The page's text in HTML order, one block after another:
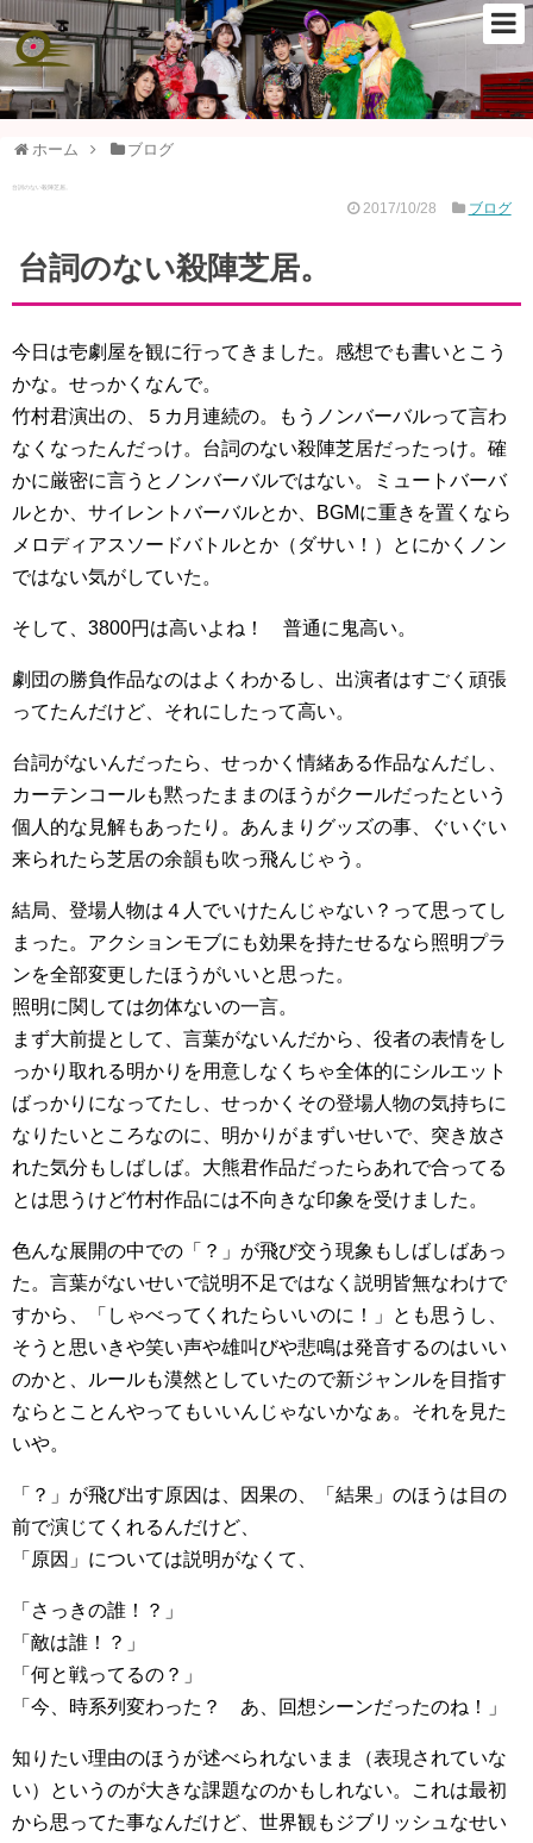
ホーム ブログ
台詞のない殺陣芝居。
2017/10/28 ブログ
台詞のない殺陣芝居。
今日は壱劇屋を観に行ってきました。感想でも書いとこう
かな。せっかくなんで。
竹村君演出の、５カ月連続の。もうノンバーバルって言わ
なくなったんだっけ。台詞のない殺陣芝居だったっけ。確
かに厳密に言うとノンバーバルではない。ミュートバーバ
ルとか、サイレントバーバルとか、BGMに重きを置くなら
メロディアスソードバトルとか（ダサい！）とにかくノン
ではない気がしていた。
そして、3800円は高いよね！ 普通に鬼高い。
劇団の勝負作品なのはよくわかるし、出演者はすごく頑張
ってたんだけど、それにしたって高い。
台詞がないんだったら、せっかく情緒ある作品なんだし、
カーテンコールも黙ったままのほうがクールだったという
個人的な見解もあったり。あんまりグッズの事、ぐいぐい
来られたら芝居の余韻も吹っ飛んじゃう。
結局、登場人物は４人でいけたんじゃない？って思ってし
まった。アクションモブにも効果を持たせるなら照明プラ
ンを全部変更したほうがいいと思った。
照明に関しては勿体ないの一言。
まず大前提として、言葉がないんだから、役者の表情をし
っかり取れる明かりを用意しなくちゃ全体的にシルエット
ばっかりになってたし、せっかくその登場人物の気持ちに
なりたいところなのに、明かりがまずいせいで、突き放さ
れた気分もしばしば。大熊君作品だったらあれで合ってる
とは思うけど竹村作品には不向きな印象を受けました。
色んな展開の中での「？」が飛び交う現象もしばしばあっ
た。言葉がないせいで説明不足ではなく説明皆無なわけで
すから、「しゃべってくれたらいいのに！」とも思うし、
そうと思いきや笑い声や雄叫びや悲鳴は発音するのはいい
のかと、ルールも漠然としていたので新ジャンルを目指す
ならとことんやってもいいんじゃないかなぁ。それを見た
いや。
「？」が飛び出す原因は、因果の、「結果」のほうは目の
前で演じてくれるんだけど、
「原因」については説明がなくて、
「さっきの誰！？」
「敵は誰！？」
「何と戦ってるの？」
「今、時系列変わった？ あ、回想シーンだったのね！」
知りたい理由のほうが述べられないまま（表現されていな
い）というのが大きな課題なのかもしれない。これは最初
から思ってた事なんだけど、世界観もジブリッシュなせい